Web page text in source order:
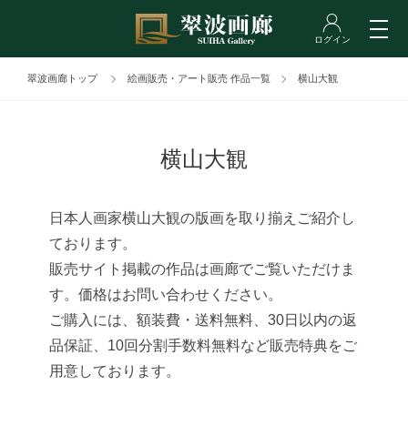
翠波画廊トップ 絵画販売・アート販売 作品一覧 横山大観
横山大観
日本人画家横山大観の版画を取り揃えご紹介し
ております。
販売サイト掲載の作品は画廊でご覧いただけま
す。価格はお問い合わせください。
ご購入には、額装費・送料無料、30日以内の返
品保証、10回分割手数料無料など販売特典をご
用意しております。